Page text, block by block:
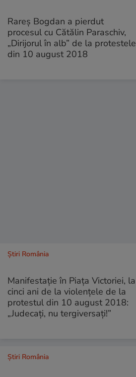
Rareș Bogdan a pierdut
procesul cu Cătălin Paraschiv,
„Dirijorul în alb” de la protestele
din 10 august 2018
Știri România
Manifestație în Piața Victoriei, la
cinci ani de la violențele de la
protestul din 10 august 2018:
„Judecați, nu tergiversați!”
Știri România